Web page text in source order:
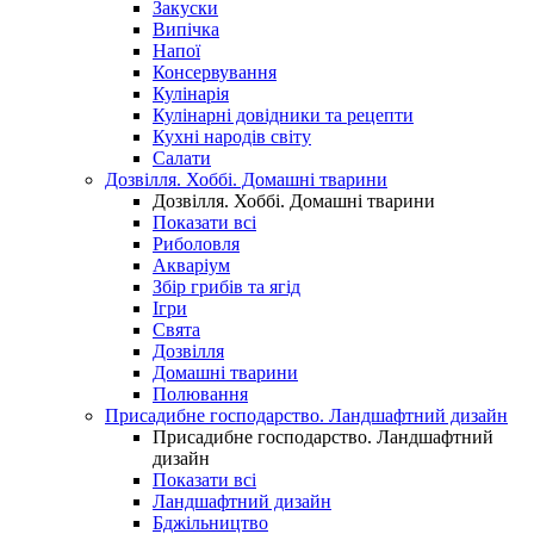
Закуски
Випічка
Напої
Консервування
Кулінарія
Кулінарні довідники та рецепти
Кухні народів світу
Салати
Дозвілля. Хоббі. Домашні тварини
Дозвілля. Хоббі. Домашні тварини
Показати всі
Риболовля
Акваріум
Збір грибів та ягід
Ігри
Свята
Дозвілля
Домашні тварини
Полювання
Присадибне господарство. Ландшафтний дизайн
Присадибне господарство. Ландшафтний
дизайн
Показати всі
Ландшафтний дизайн
Бджільництво